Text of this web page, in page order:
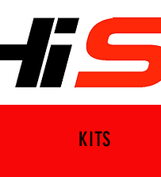
KITS